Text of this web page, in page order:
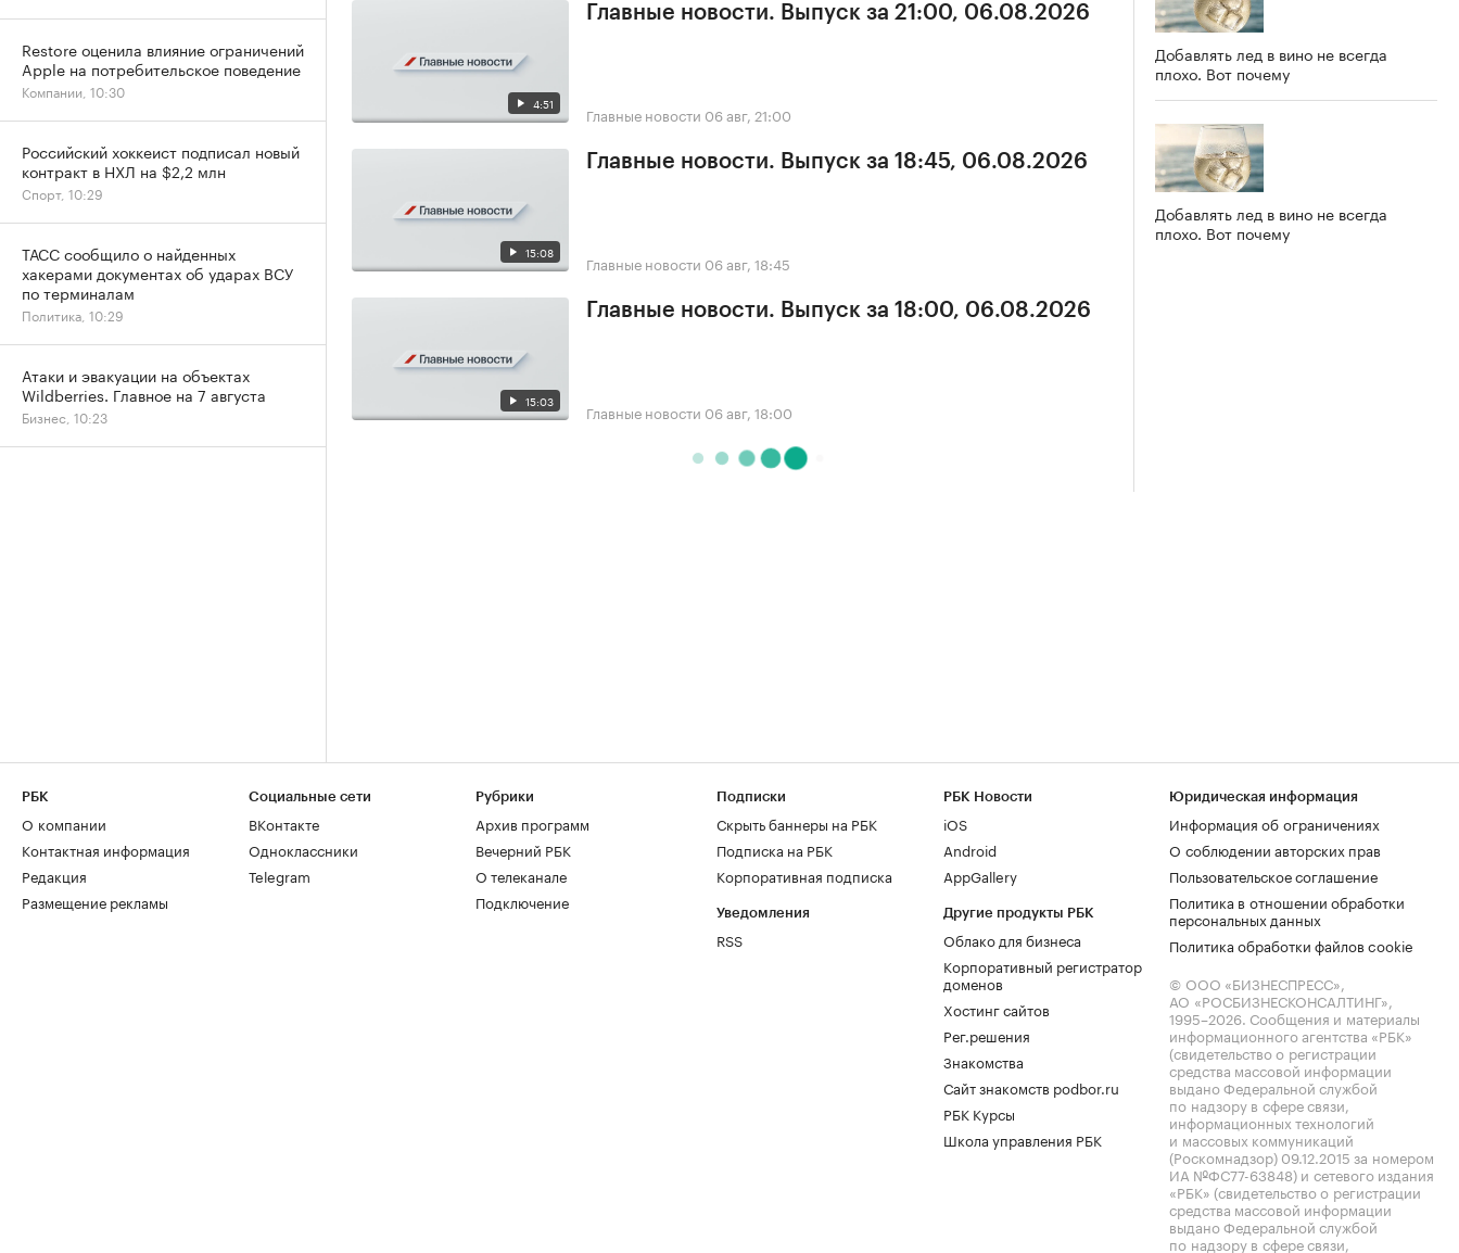
4:51
Главные новости. Выпуск за 21:00, 06.08.2026
Главные новости 06 авг, 21:00
15:08
Главные новости. Выпуск за 18:45, 06.08.2026
Главные новости 06 авг, 18:45
15:03
Главные новости. Выпуск за 18:00, 06.08.2026
Главные новости 06 авг, 18:00
Добавлять лед в вино не всегда
плохо. Вот почему
Добавлять лед в вино не всегда
плохо. Вот почему
Restore оценила влияние ограничений
Apple на потребительское поведение
Компании, 10:30
Российский хоккеист подписал новый
контракт в НХЛ на $2,2 млн
Спорт, 10:29
ТАСС сообщило о найденных
хакерами документах об ударах ВСУ
по терминалам
Политика, 10:29
Атаки и эвакуации на объектах
Wildberries. Главное на 7 августа
Бизнес, 10:23
РБК
О компании
Контактная информация
Редакция
Размещение рекламы
Социальные сети
ВКонтакте
Одноклассники
Telegram
Рубрики
Архив программ
Вечерний РБК
О телеканале
Подключение
Подписки
Скрыть баннеры на РБК
Подписка на РБК
Корпоративная подписка
Уведомления
RSS
РБК Новости
iOS
Android
AppGallery
Другие продукты РБК
Облако для бизнеса
Корпоративный регистратор
доменов
Хостинг сайтов
Рег.решения
Знакомства
Сайт знакомств podbor.ru
РБК Курсы
Школа управления РБК
Юридическая информация
Информация об ограничениях
О соблюдении авторских прав
Пользовательское соглашение
Политика в отношении обработки
персональных данных
Политика обработки файлов cookie
© ООО «БИЗНЕСПРЕСС»,
АО «РОСБИЗНЕСКОНСАЛТИНГ»,
1995–2026. Сообщения и материалы
информационного агентства «РБК»
(свидетельство о регистрации
средства массовой информации
выдано Федеральной службой
по надзору в сфере связи,
информационных технологий
и массовых коммуникаций
(Роскомнадзор) 09.12.2015 за номером
ИА №ФС77-63848) и сетевого издания
«РБК» (свидетельство о регистрации
средства массовой информации
выдано Федеральной службой
по надзору в сфере связи,